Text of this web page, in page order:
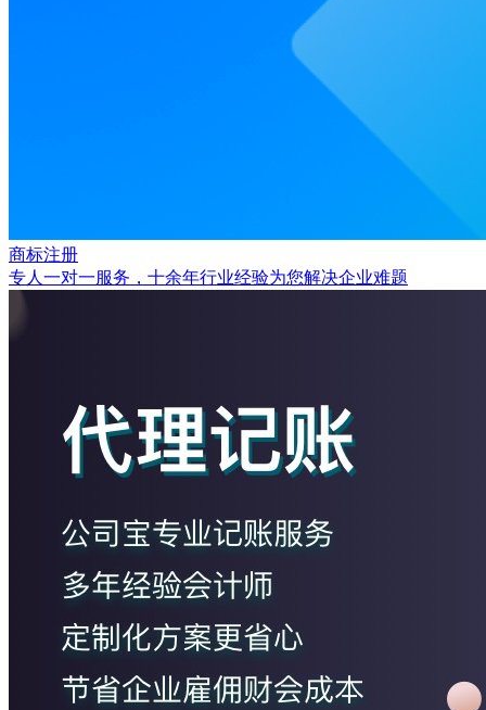
商标注册
专人一对一服务，十余年行业经验为您解决企业难题